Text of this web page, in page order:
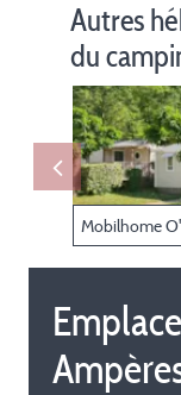
Autres
du